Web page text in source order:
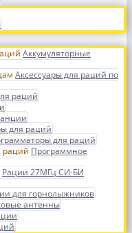
Аккумуляторные
Аксессуары для раций по
раций
для раций
для раций
Программное
Рации 27МГц СИ-БИ
для горнолыжников
антенны